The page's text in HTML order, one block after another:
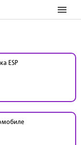
ESP